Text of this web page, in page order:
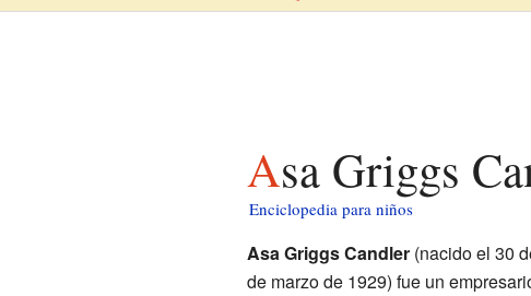
Asa Griggs
Enciclopedia para niños
Asa Griggs Candler(nacido el 30
de marzo de 1929) fue un